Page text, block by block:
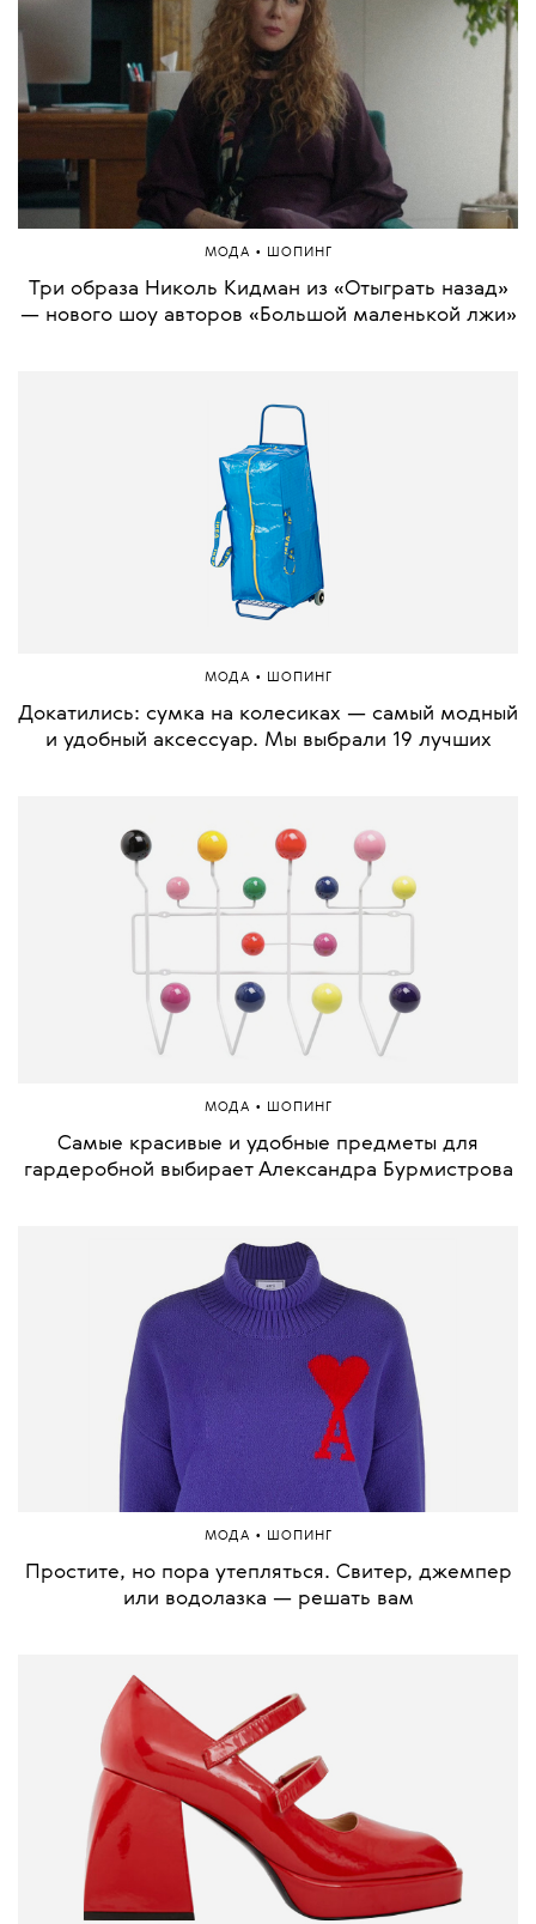
МОДА • ШОПИНГ
Три образа Николь Кидман из «Отыграть назад»
— нового шоу авторов «Большой маленькой лжи»
МОДА • ШОПИНГ
Докатились: сумка на колесиках — самый модный
и удобный аксессуар. Мы выбрали 19 лучших
МОДА • ШОПИНГ
Самые красивые и удобные предметы для
гардеробной выбирает Александра Бурмистрова
МОДА • ШОПИНГ
Простите, но пора утепляться. Свитер, джемпер
или водолазка — решать вам